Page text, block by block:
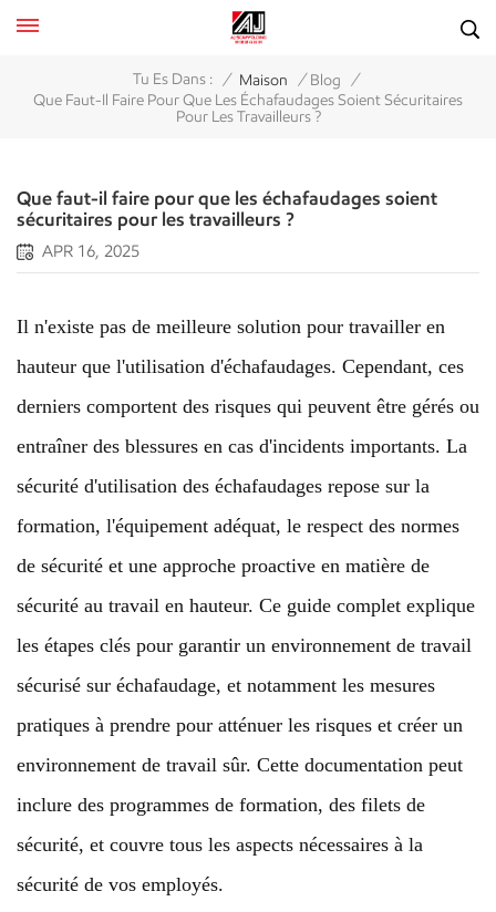
Tu Es Dans : / Maison / Blog /
Que Faut-Il Faire Pour Que Les Échafaudages Soient Sécuritaires
Pour Les Travailleurs ?
Que faut-il faire pour que les échafaudages soient
sécuritaires pour les travailleurs ?
APR 16, 2025
Il n'existe pas de meilleure solution pour travailler en
hauteur que l'utilisation d'échafaudages. Cependant, ces
derniers comportent des risques qui peuvent être gérés ou
entraîner des blessures en cas d'incidents importants. La
sécurité d'utilisation des échafaudages repose sur la
formation, l'équipement adéquat, le respect des normes
de sécurité et une approche proactive en matière de
sécurité au travail en hauteur. Ce guide complet explique
les étapes clés pour garantir un environnement de travail
sécurisé sur échafaudage, et notamment les mesures
pratiques à prendre pour atténuer les risques et créer un
environnement de travail sûr. Cette documentation peut
inclure des programmes de formation, des filets de
sécurité, et couvre tous les aspects nécessaires à la
sécurité de vos employés.